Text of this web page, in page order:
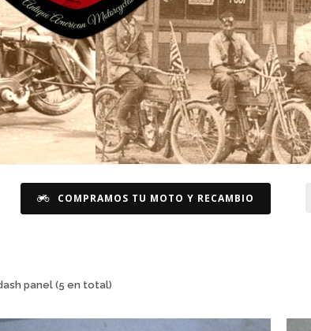
COMPRAMOS TU MOTO Y RECAMBIO
panel (5 en total)